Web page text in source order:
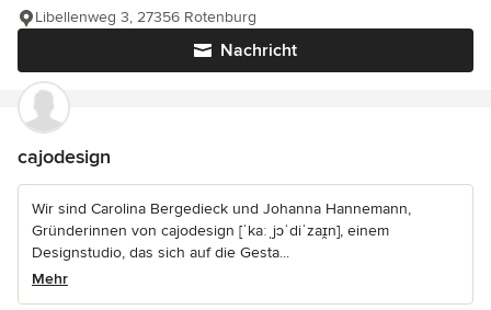
Nachricht
Libellenweg 3, 27356 Rotenburg
cajodesign
Wir sind Carolina Bergedieck und Johanna Hannemann,
Gründerinnen von cajodesign [ˈkaːˌjɔˈdiˈzaɪ̯n], einem
Designstudio, das sich auf die Gesta...
Mehr